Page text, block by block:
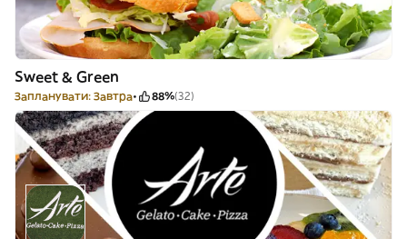
Sweet & Green
Запланувати: Завтра 88%(32)